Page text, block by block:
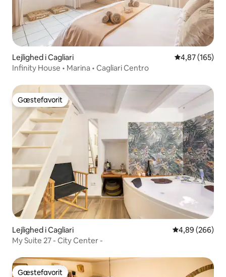
Lejlighed i Cagliari 4,87 ud af 5 i
4,87 (165)
Infinity House • Marina • Cagliari Centro
Gæstefavorit
Gæstefavorit
Lejlighed i Cagliari 4,89 ud af 5 i
4,89 (266)
My Suite 27 - City Center -
Gæstefavorit